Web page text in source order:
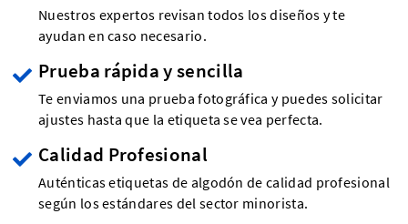
Nuestros expertos revisan todos los diseños y te
ayudan en caso necesario.
Prueba rápida y sencilla
Te enviamos una prueba fotográfica y puedes solicitar
ajustes hasta que la etiqueta se vea perfecta.
Calidad Profesional
Auténticas etiquetas de algodón de calidad profesional
según los estándares del sector minorista.